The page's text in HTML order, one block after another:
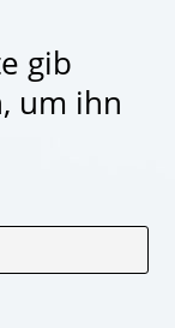
gib
um ihn